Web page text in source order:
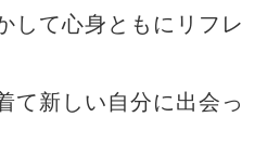
して心身ともにリフレ
て新しい自分に出会っ